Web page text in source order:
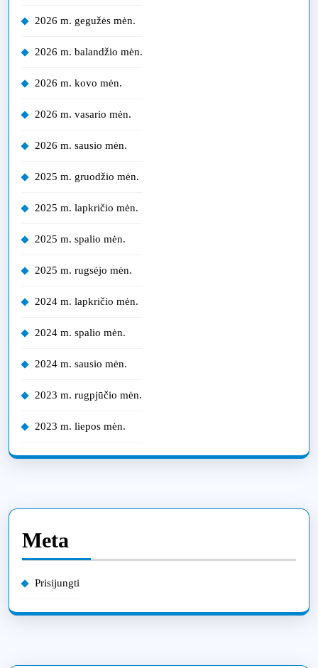
2026 m. gegužės mėn.
2026 m. balandžio mėn.
2026 m. kovo mėn.
2026 m. vasario mėn.
2026 m. sausio mėn.
2025 m. gruodžio mėn.
2025 m. lapkričio mėn.
2025 m. spalio mėn.
2025 m. rugsėjo mėn.
2024 m. lapkričio mėn.
2024 m. spalio mėn.
2024 m. sausio mėn.
2023 m. rugpjūčio mėn.
2023 m. liepos mėn.
Meta
Prisijungti